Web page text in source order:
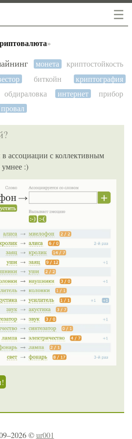
☰
»
монета
криптостойкость
биткойн
криптография
обдираловка интернет
прибор
провал
ассоциации с коллективным
умнее :)
©ur001